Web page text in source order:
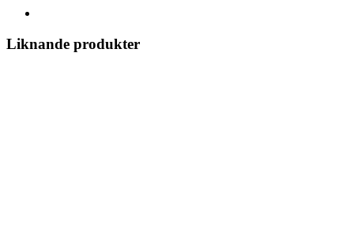
Liknande produkter